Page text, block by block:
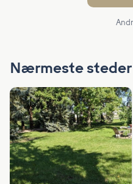
Nærmeste steder